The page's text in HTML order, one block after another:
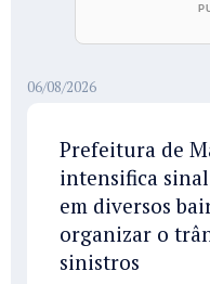
06/08/2026
Prefeitura de
intensifica
em diversos
organizar o
sinistros